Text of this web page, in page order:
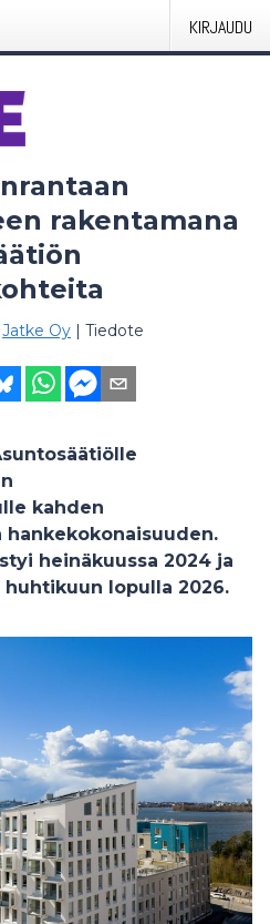
KIRJAUDU
rakentamana
Jatke Oy | Tiedote
kahden
heinäkuussa 2024 ja
lopulla 2026.